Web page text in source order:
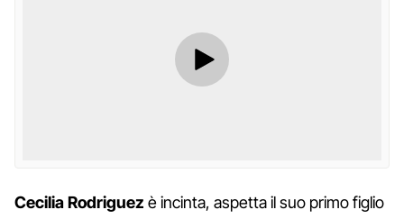
Cecilia Rodriguez è incinta, aspetta il suo primo figlio